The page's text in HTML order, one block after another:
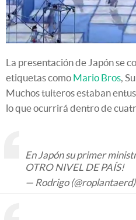
La presentación de Japón se
etiquetas como Mario Bros,
Muchos tuiteros estaban
lo que ocurrirá dentro de
En Japón su primer
OTRO NIVEL DE PAÍS!
— Rodrigo (@roplantaerd)